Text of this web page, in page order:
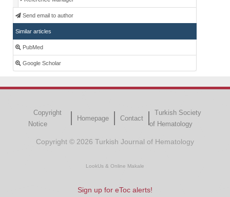
Send email to author
Similar articles
PubMed
Google Scholar
Copyright
Notice
Homepage Contact
Turkish Society
of Hematology
Copyright © 2026 Turkish Journal of Hematology
LookUs & Online Makale
Sign up for eToc alerts!